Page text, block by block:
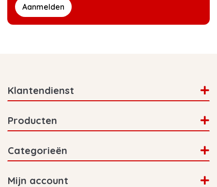
Aanmelden
Klantendienst
Producten
Categorieën
Mijn account